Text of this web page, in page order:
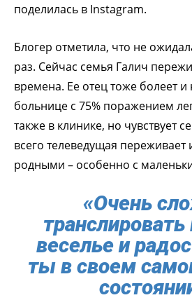
поделилась в Instagram.
Блогер отметила, что не
раз. Сейчас семья Галич
времена. Ее отец тоже болеет и
больнице с 75% поражением
также в клинике, но чувствует
всего телеведущая переживает
родными – особенно с
«Очень
веселье и
ты в своем